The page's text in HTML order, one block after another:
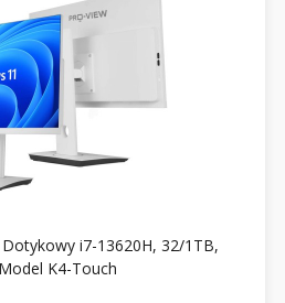
i7-13620H, 32/1TB,
K4-Touch